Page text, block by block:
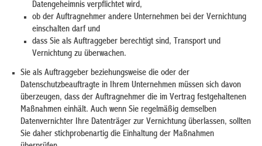
Datengeheimnis verpflichtet wird,
ob der Auftragnehmer andere Unternehmen bei der Vernichtung
einschalten darf und
dass Sie als Auftraggeber berechtigt sind, Transport und
Vernichtung zu überwachen.
Sie als Auftraggeber beziehungsweise die oder der
Datenschutzbeauftragte in Ihrem Unternehmen müssen sich davon
überzeugen, dass der Auftragnehmer die im Vertrag festgehaltenen
Maßnahmen einhält. Auch wenn Sie regelmäßig demselben
Datenvernichter Ihre Datenträger zur Vernichtung überlassen, sollten
Sie daher stichprobenartig die Einhaltung der Maßnahmen